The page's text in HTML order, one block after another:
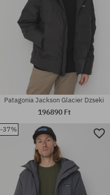
Elérhető méretek:
Patagonia Jackson Glacier Dzseki
196890 Ft
-37%